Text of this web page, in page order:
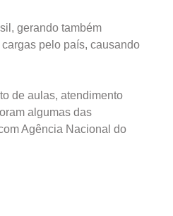
gerando também
pelo país, causando
de aulas, atendimento
algumas das
Agência Nacional do